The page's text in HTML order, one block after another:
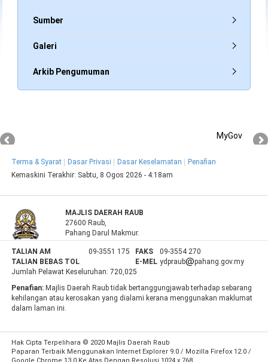
Sumber
Galeri
Arkib Pengumuman
MyGov
Terma & Syarat Dasar Privasi Dasar Keselamatan
Penafian
Kemaskini Terakhir: Sabtu, 8 Ogos 2026 - 4:18am
MAJLIS DAERAH RAUB
27600 Raub,
Pahang Darul Makmur.
TALIAN AM 09-3551 175 FAKS
09-3554 270
TALIAN BEBAS TOL
E-MEL ydpraub
pahang.gov.my
Jumlah Pelawat Keseluruhan:720,025
Penafian: Majlis Daerah Raub tidak bertanggungjawab terhadap sebarang
kehilangan atau kerosakan yang dialami kerana menggunakan maklumat
dalam laman ini.
Hak Cipta Terpelihara © 2020 Majlis Daerah Raub
Paparan Terbaik Menggunakan Internet Explorer 9.0 / Mozilla Firefox 12.0 /